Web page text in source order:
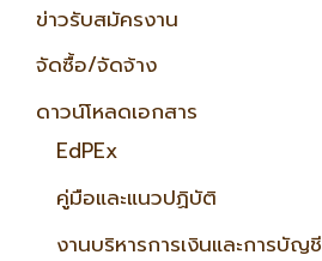
ข่าวรับสมัครงาน
จัดซื้อ/จัดจ้าง
ดาวน์โหลดเอกสาร
EdPEx
คู่มือและแนวปฏิบัติ
งานบริหารการเงินและการบัญชี